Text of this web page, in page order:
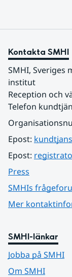
Kontakta SMHI
SMHI, Sveriges
institut
Reception och
Telefon
Epost:
Epost:
Press
SMHIs
Mer
SMHI-länkar
Jobba på SMHI
Om SMHI